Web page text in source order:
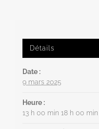
Détails
Date :
9 mars 2025
Heure :
13 h 00 min 18 h 00 min